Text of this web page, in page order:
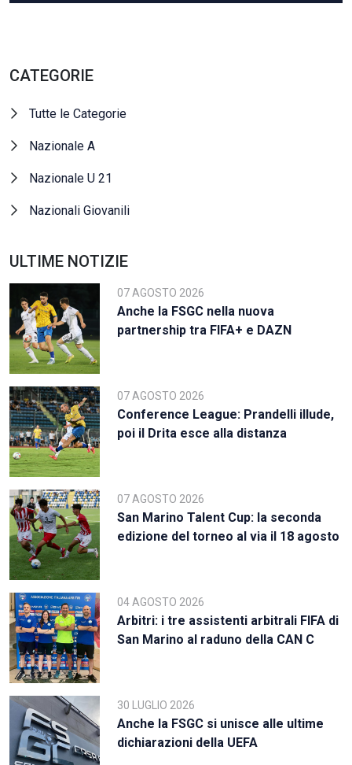
CATEGORIE
Tutte le Categorie
Nazionale A
Nazionale U 21
Nazionali Giovanili
ULTIME NOTIZIE
07 AGOSTO 2026
Anche la FSGC nella nuova
partnership tra FIFA+ e DAZN
07 AGOSTO 2026
Conference League: Prandelli illude,
poi il Drita esce alla distanza
07 AGOSTO 2026
San Marino Talent Cup: la seconda
edizione del torneo al via il 18 agosto
04 AGOSTO 2026
Arbitri: i tre assistenti arbitrali FIFA di
San Marino al raduno della CAN C
30 LUGLIO 2026
Anche la FSGC si unisce alle ultime
dichiarazioni della UEFA